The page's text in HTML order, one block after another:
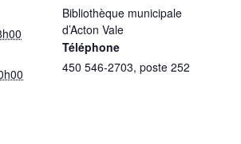
Bibliothèque municipale
d’Acton Vale
Téléphone
450 546-2703, poste 252